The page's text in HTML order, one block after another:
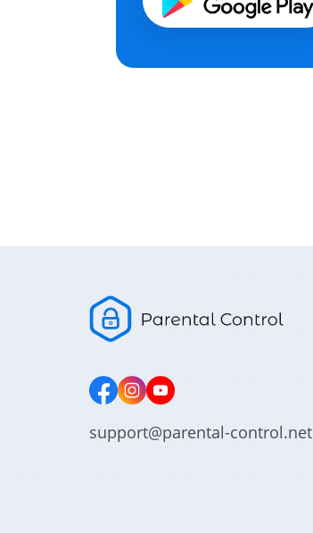
support@parental-control.net